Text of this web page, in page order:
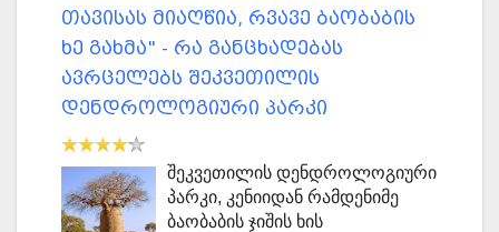
თავისას მიაღწია, რვავე ბაობაბის
ხე გახმა" - რა განცხადებას
ავრცელებს შეკვეთილის
დენდროლოგიური პარკი
შეკვეთილის დენდროლოგიური
პარკი, კენიიდან რამდენიმე
ბაობაბის ჯიშის ხის